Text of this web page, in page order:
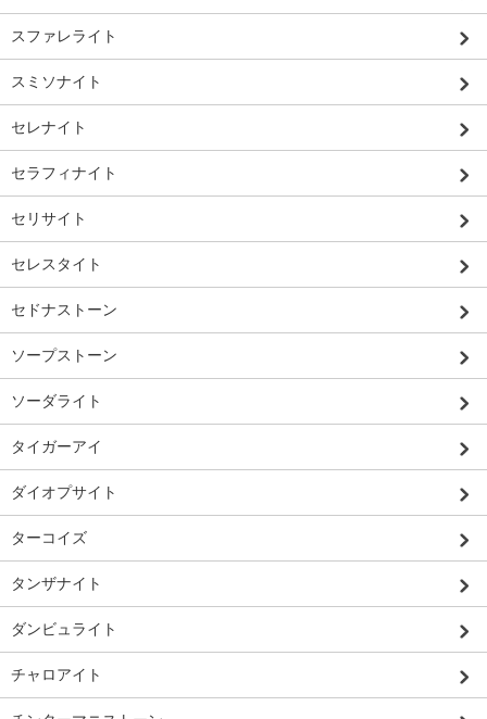
スファレライト
スミソナイト
セレナイト
セラフィナイト
セリサイト
セレスタイト
セドナストーン
ソープストーン
ソーダライト
タイガーアイ
ダイオプサイト
ターコイズ
タンザナイト
ダンビュライト
チャロアイト